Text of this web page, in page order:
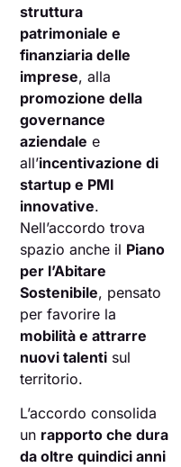
struttura
patrimoniale e
finanziaria delle
imprese, alla
promozione della
governance
aziendale e
all’incentivazione di
startup e PMI
innovative.
Nell’accordo trova
spazio anche il Piano
per l’Abitare
Sostenibile, pensato
per favorire la
mobilità e attrarre
nuovi talenti sul
territorio.
L’accordo consolida
un rapporto che dura
da oltre quindici anni